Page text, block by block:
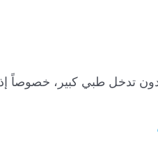
دون تدخل طبي كبير، خصوصاً